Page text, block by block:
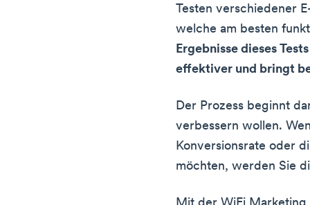
Testen verschiedener
welche am besten
Ergebnisse dieses
effektiver und bringt
Der Prozess beginnt
verbessern wollen.
Konversionsrate oder
möchten, werden Sie